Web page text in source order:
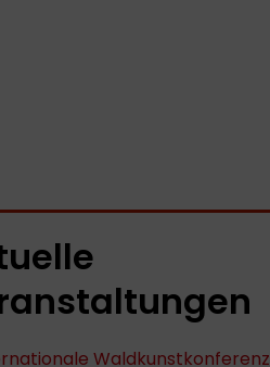
Waldkunstkonferenz